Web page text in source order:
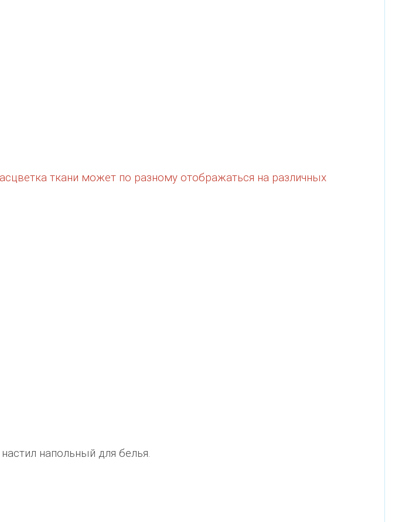
ткани может по разному отображаться на различных
напольный для белья.